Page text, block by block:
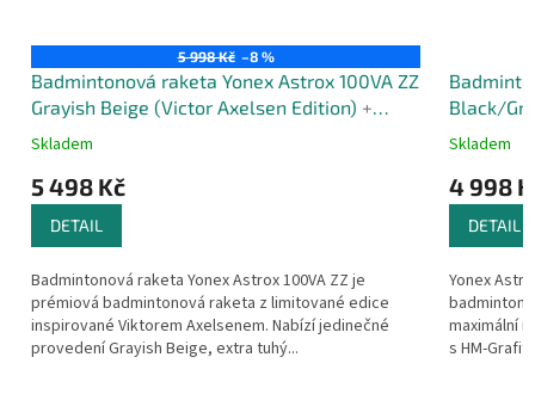
5 998 Kč –8 %
Badmintonová raketa Yonex Astrox 100VA ZZ
Grayish Beige (Victor Axelsen Edition) +
Extra výbava zdarma
Skladem
5 498 Kč
DETAIL
Badmintonová raketa Yonex Astrox 100VA ZZ je
prémiová badmintonová raketa z limitované edice
inspirované Viktorem Axelsenem. Nabízí jedinečné
provedení Grayish Beige, extra tuhý...
Black/
Skladem
4 998
DETAIL
Yonex
maximální
s HM-